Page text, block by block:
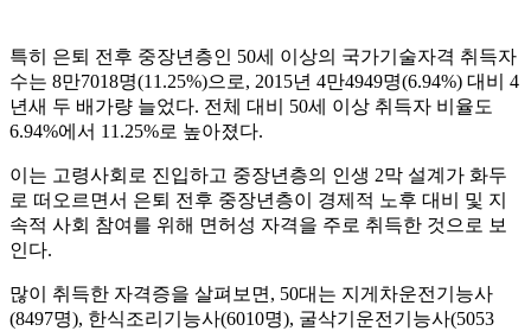
특히 은퇴 전후 중장년층인 50세 이상의 국가기술자격 취득자
수는 8만7018명(11.25%)으로, 2015년 4만4949명(6.94%) 대비 4
년새 두 배가량 늘었다. 전체 대비 50세 이상 취득자 비율도
6.94%에서 11.25%로 높아졌다.
이는 고령사회로 진입하고 중장년층의 인생 2막 설계가 화두
로 떠오르면서 은퇴 전후 중장년층이 경제적 노후 대비 및 지
속적 사회 참여를 위해 면허성 자격을 주로 취득한 것으로 보
인다.
많이 취득한 자격증을 살펴보면, 50대는 지게차운전기능사
(8497명), 한식조리기능사(6010명), 굴삭기운전기능사(5053